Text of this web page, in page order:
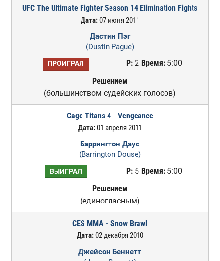
UFC The Ultimate Fighter Season 14 Elimination Fights
Дата:07 июня 2011
Дастин Пэг
(Dustin Pague)
ПРОИГРАЛ Р:2 Время:5:00
Решением
(большинством судейских голосов)
Cage Titans 4 - Vengeance
Дата:01 апреля 2011
Баррингтон Даус
(Barrington Douse)
ВЫИГРАЛ Р:5 Время:5:00
Решением
(единогласным)
CES MMA - Snow Brawl
Дата:02 декабря 2010
Джейсон Беннетт